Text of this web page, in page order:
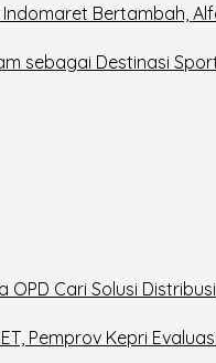
Bertambah,
sebagai Destinasi
OPD Cari Solusi Distribusi
Pemprov Kepri